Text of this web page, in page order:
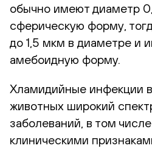
обычно имеют диаметр
сферическую форму,
до 1,5 мкм в диаметре и
амебоидную форму.
Хламидийные инфекции
животных широкий
заболеваний, в том
клиническими